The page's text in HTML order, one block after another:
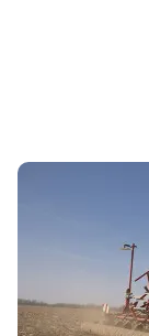
Semis des
attendre
Si le semis
nombreux